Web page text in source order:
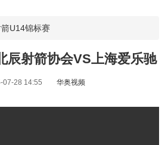
U14锦标赛
辰射箭协会VS上海爱乐驰
07-28 14:55 华奥视频